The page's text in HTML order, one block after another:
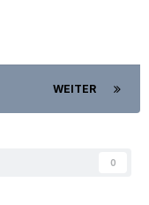
WEITER
0